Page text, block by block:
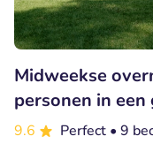
Midweekse
personen in
9.6 Perfect • 9